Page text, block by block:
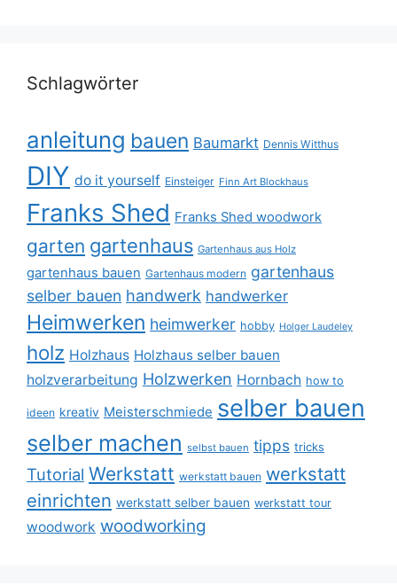
Schlagwörter
anleitung bauen Baumarkt Dennis Witthus
DIY do it yourself Einsteiger Finn Art Blockhaus
Franks Shed Franks Shed woodwork
garten gartenhaus Gartenhaus aus Holz
gartenhaus bauen Gartenhaus modern gartenhaus
selber bauen handwerk handwerker
Heimwerken heimwerker hobby Holger Laudeley
holz Holzhaus Holzhaus selber bauen
holzverarbeitung Holzwerken Hornbach how to
ideen kreativ Meisterschmiede selber bauen
selber machen selbst bauen tipps tricks
Tutorial Werkstatt werkstatt bauen werkstatt
einrichten werkstatt selber bauen werkstatt tour
woodwork woodworking